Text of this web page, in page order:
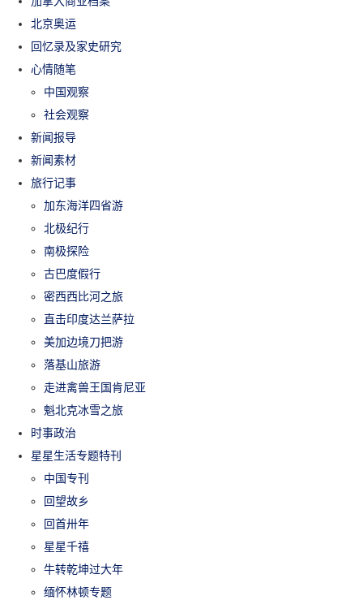
北京奥运
回忆录及家史研究
心情随笔
中国观察
社会观察
新闻报导
新闻素材
旅行记事
加东海洋四省游
北极纪行
南极探险
古巴度假行
密西西比河之旅
直击印度达兰萨拉
美加边境刀把游
落基山旅游
走进禽兽王国肯尼亚
魁北克冰雪之旅
时事政治
星星生活专题特刊
中国专刊
回望故乡
回首卅年
星星千禧
牛转乾坤过大年
缅怀林顿专题